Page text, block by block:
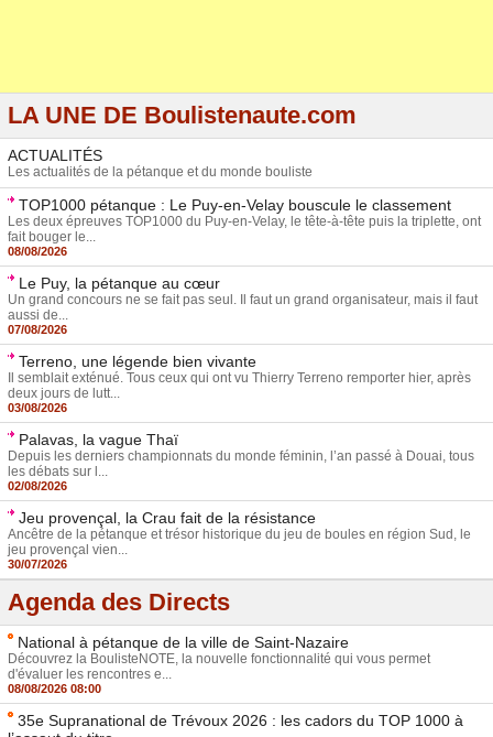
LA UNE DE Boulistenaute.com
ACTUALITÉS
Les actualités de la pétanque et du monde bouliste
TOP1000 pétanque : Le Puy-en-Velay bouscule le classement
Les deux épreuves TOP1000 du Puy-en-Velay, le tête-à-tête puis la triplette, ont
fait bouger le...
08/08/2026
Le Puy, la pétanque au cœur
Un grand concours ne se fait pas seul. Il faut un grand organisateur, mais il faut
aussi de...
07/08/2026
Terreno, une légende bien vivante
Il semblait exténué. Tous ceux qui ont vu Thierry Terreno remporter hier, après
deux jours de lutt...
03/08/2026
Palavas, la vague Thaï
Depuis les derniers championnats du monde féminin, l’an passé à Douai, tous
les débats sur l...
02/08/2026
Jeu provençal, la Crau fait de la résistance
Ancêtre de la pétanque et trésor historique du jeu de boules en région Sud, le
jeu provençal vien...
30/07/2026
Agenda des Directs
National à pétanque de la ville de Saint-Nazaire
Découvrez la BoulisteNOTE, la nouvelle fonctionnalité qui vous permet
d'évaluer les rencontres e...
08/08/2026 08:00
35e Supranational de Trévoux 2026 : les cadors du TOP 1000 à